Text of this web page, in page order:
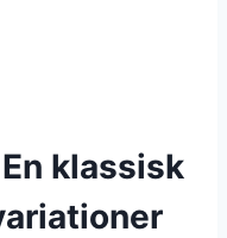
klassisk